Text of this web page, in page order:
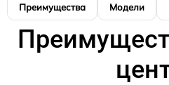
Преимущества Модели